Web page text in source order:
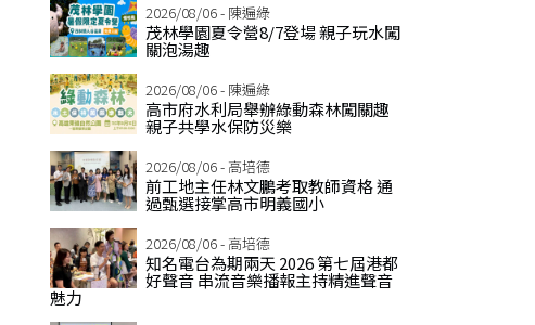
2026/08/06 - 陳遍綠
茂林學園夏令營8/7登場 親子玩水闖
關泡湯趣
2026/08/06 - 陳遍綠
高市府水利局舉辦綠動森林闖關趣
親子共學水保防災樂
2026/08/06 - 高培德
前工地主任林文鵬考取教師資格 通
過甄選接掌高市明義國小
2026/08/06 - 高培德
知名電台為期兩天 2026 第七屆港都
好聲音 串流音樂播報主持精進聲音
魅力